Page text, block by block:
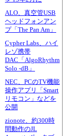
ALO、真空管USB
ヘッドフォンアン
プ「The Pan Am」
Cypher Labs、ハイ
レゾ携帯
DAC「AlgoRhythm
Solo -dB」
NEC、PCのTV機能
操作アプリ「Smart
リモコン」などを
公開
zionote、約300時
間動作のJL